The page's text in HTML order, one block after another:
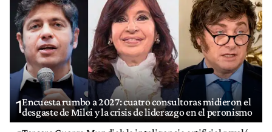
1Encuesta rumbo a 2027: cuatro consultoras midieron el
desgaste de Milei y la crisis de liderazgo en el peronismo